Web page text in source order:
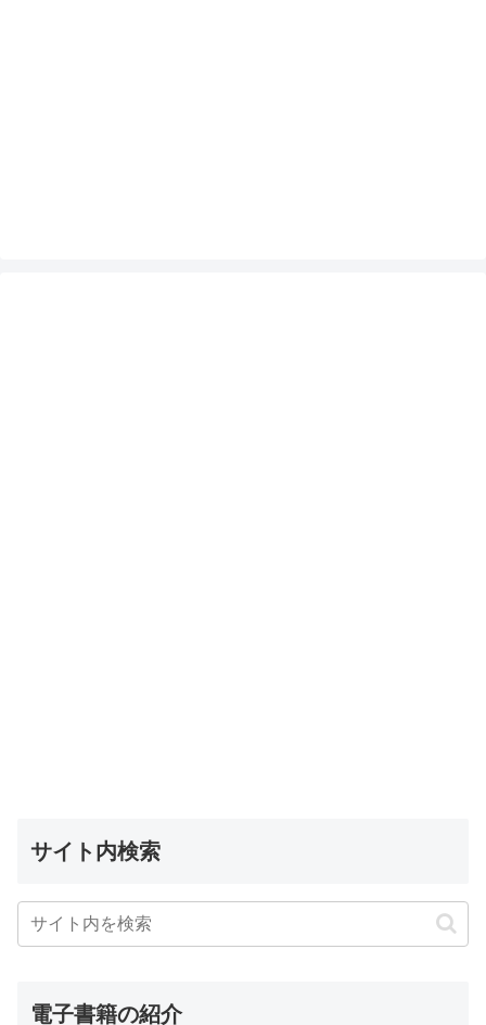
サイト内検索
電子書籍の紹介